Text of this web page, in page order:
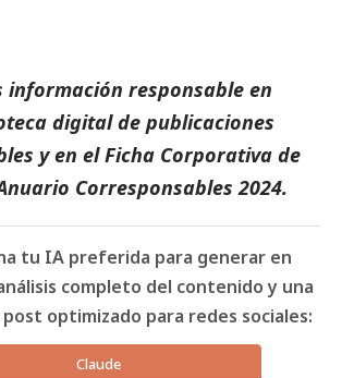
información responsable en
digital de publicaciones
y en elFicha Corporativa de
Corresponsables 2024.
tu IA preferida para generar en
completo del contenido y una
optimizado para redes sociales:
Claude